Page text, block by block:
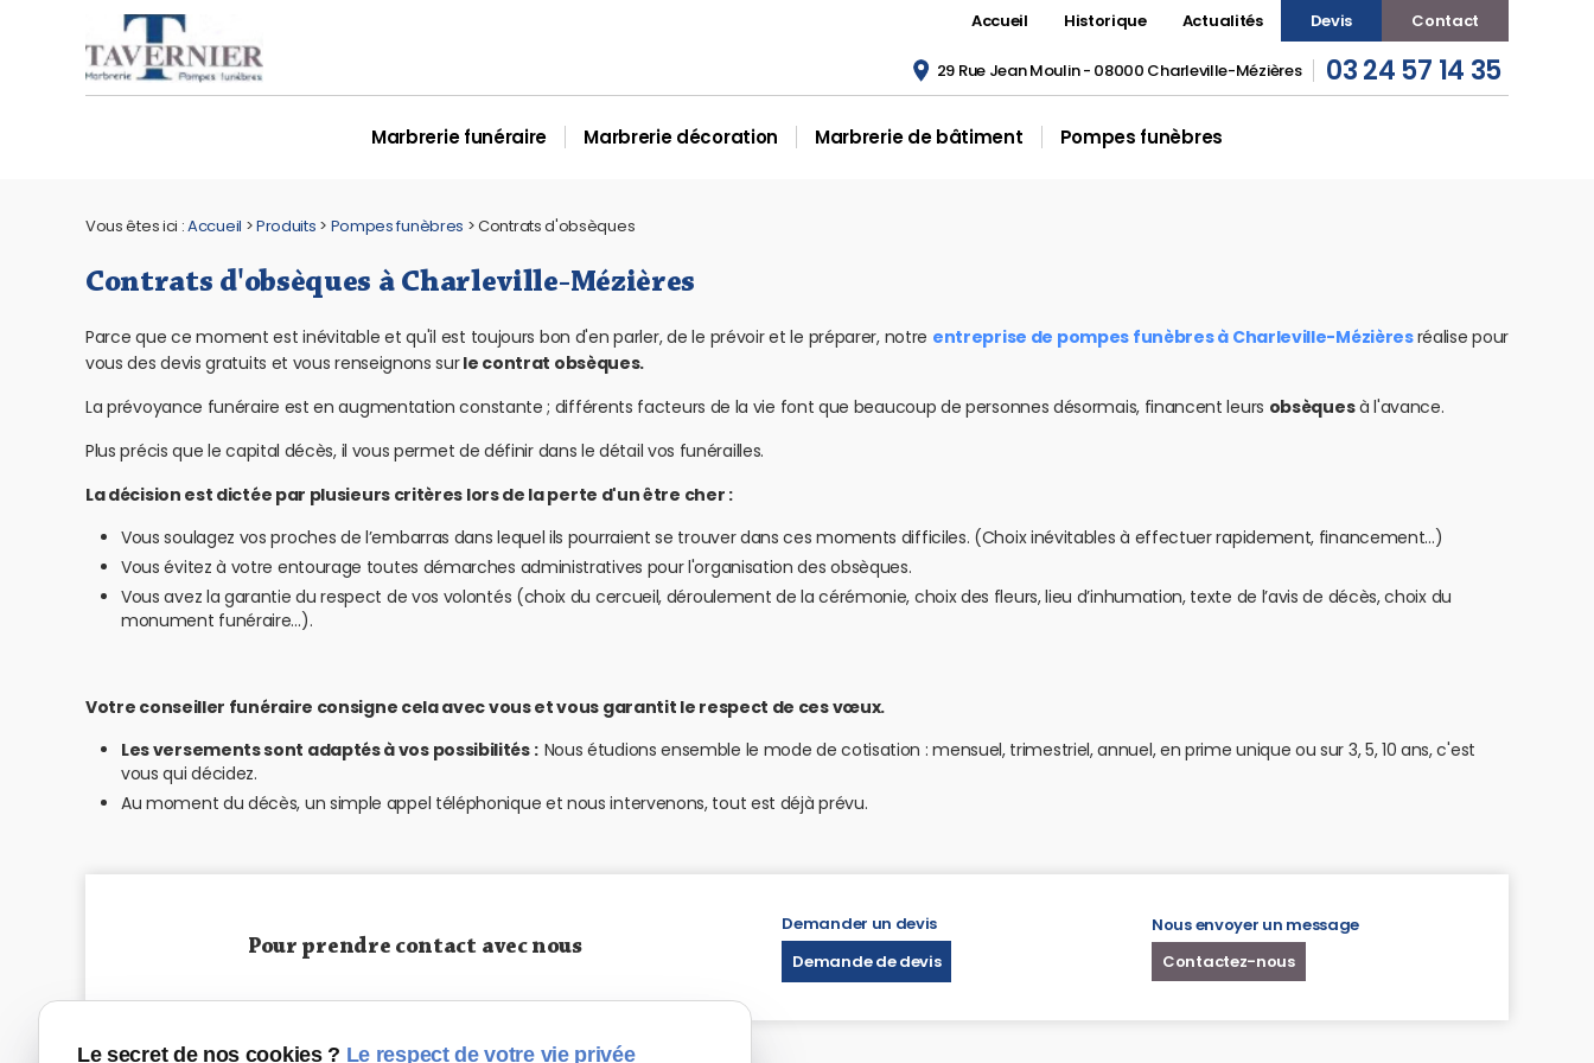
Accueil Historique Actualités Devis Contact
29 Rue Jean Moulin - 08000 Charleville-Mézières 03 24 57 14 35
Marbrerie funéraire Marbrerie décoration Marbrerie de bâtiment Pompes funèbres
Vous êtes ici :Accueil >Produits > Pompes funèbres >Contrats d'obsèques
Contrats d'obsèques à Charleville-Mézières
Parce que ce moment est inévitable et qu'il est toujours bon d'en parler, de le prévoir et le préparer, notre entreprise de pompes funèbres à Charleville-Mézièresréalise pour
vous des devis gratuits et vous renseignons surle contrat obsèques.
La prévoyance funéraire est en augmentation constante ; différents facteurs de la vie font que beaucoup de personnes désormais, financent leurs obsèquesà l'avance.
Plus précis que le capital décès, il vous permet de définir dans le détail vos funérailles.
La décision est dictée par plusieurs critères lors de la perte d'un être cher :
Vous soulagez vos proches de l’embarras dans lequel ils pourraient se trouver dans ces moments difficiles. (Choix inévitables à effectuer rapidement, financement…)
Vous évitez à votre entourage toutes démarches administratives pour l'organisation des obsèques.
Vous avez la garantie du respect de vos volontés (choix du cercueil, déroulement de la cérémonie, choix des fleurs, lieu d’inhumation, texte de l’avis de décès, choix du
monument funéraire…).
Votre conseiller funéraire consigne cela avec vous et vous garantit le respect de ces vœux.
Les versements sont adaptés à vos possibilités : Nous étudions ensemble le mode de cotisation : mensuel, trimestriel, annuel, en prime unique ou sur 3, 5, 10 ans, c'est
vous qui décidez.
Au moment du décès, un simple appel téléphonique et nous intervenons, tout est déjà prévu.
Pour prendre contact avec nous
Demander un devis
Demande de devis
Nous envoyer un message
Contactez-nous
Panneau de gestion des cookies
Le secret de nos cookies ? Le respect de votre vie privée